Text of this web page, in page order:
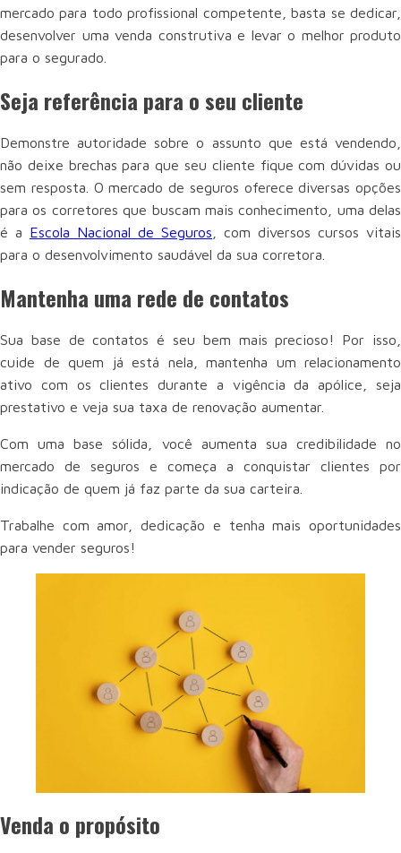
mercado para todo profissional competente, basta se dedicar,
desenvolver uma venda construtiva e levar o melhor produto
para o segurado.
Seja referência para o seu cliente
Demonstre autoridade sobre o assunto que está vendendo,
não deixe brechas para que seu cliente fique com dúvidas ou
sem resposta. O mercado de seguros oferece diversas opções
para os corretores que buscam mais conhecimento, uma delas
é a Escola Nacional de Seguros , com diversos cursos vitais
para o desenvolvimento saudável da sua corretora.
Mantenha uma rede de contatos
Sua base de contatos é seu bem mais precioso! Por isso,
cuide de quem já está nela, mantenha um relacionamento
ativo com os clientes durante a vigência da apólice, seja
prestativo e veja sua taxa de renovação aumentar.
Com uma base sólida, você aumenta sua credibilidade no
mercado de seguros e começa a conquistar clientes por
indicação de quem já faz parte da sua carteira.
Trabalhe com amor, dedicação e tenha mais oportunidades
para vender seguros!
Venda o propósito